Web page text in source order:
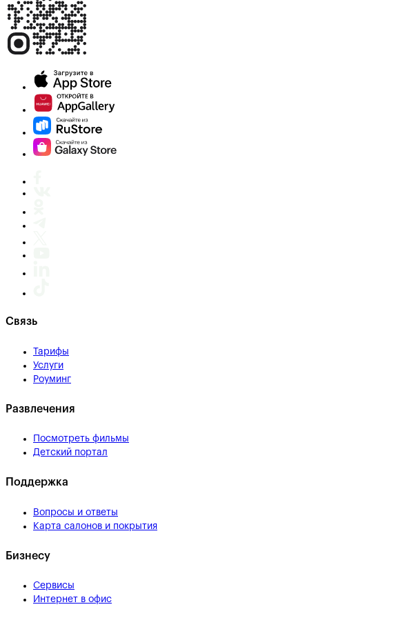
Связь
Тарифы
Услуги
Роуминг
Развлечения
Посмотреть фильмы
Детский портал
Поддержка
Вопросы и ответы
Карта салонов и покрытия
Бизнесу
Сервисы
Интернет в офис